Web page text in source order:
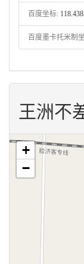
百度坐标:
百度墨卡托米制
王洲不
+
−